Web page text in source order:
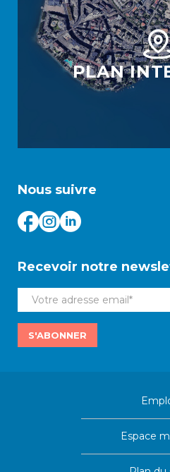
PLAN
Nous suivre
Recevoir notre
S'ABONNER
Espace